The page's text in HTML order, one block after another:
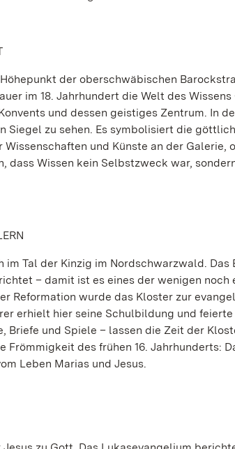
der oberschwäbischen
im 18. Jahrhundert die Welt des Wissens
und dessen geistiges Zentrum. In
Siegel zu sehen. Es symbolisiert die
und Künste an der Galerie,
dass Wissen kein Selbstzweck war,
Tal der Kinzig im Nordschwarzwald. Das
– damit ist es eines der wenigen noch
Reformation wurde das Kloster zur
erhielt hier seine Schulbildung und
Briefe und Spiele – lassen die Zeit der
des frühen 16. Jahrhunderts:
Leben Marias und Jesus.